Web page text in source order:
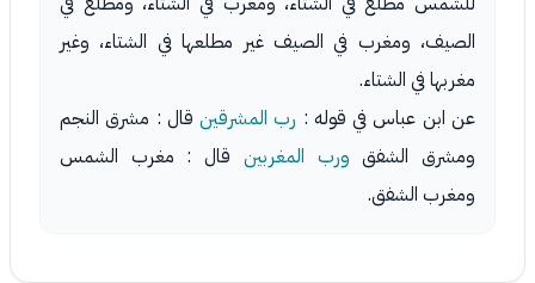
الصيف، ومغرب في الصيف غير مطلعها في الشتاء، وغير
مغربها في الشتاء.
عن ابن عباس في قوله : رب المشرقين قال : مشرق النجم
ومشرق الشفق ورب المغربين قال : مغرب الشمس
ومغرب الشفق.